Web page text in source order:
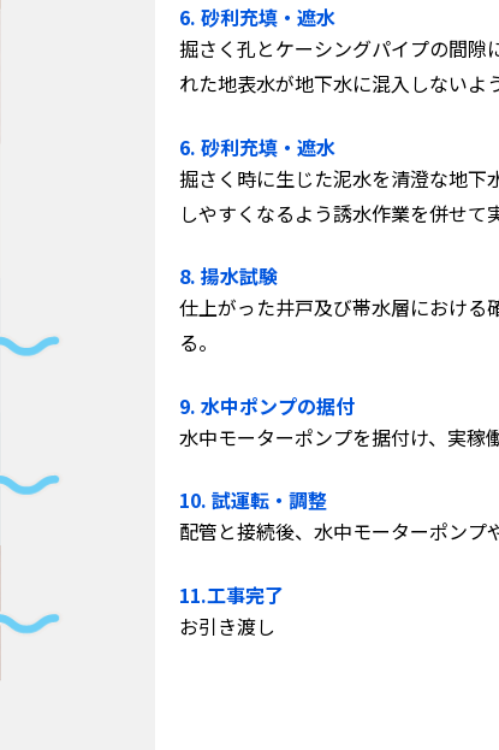
6. 砂利充填・遮水
掘さく孔とケーシングパイプの間隙
れた地表水が地下水に混入しないよ
6. 砂利充填・遮水
掘さく時に生じた泥水を清澄な地下
しやすくなるよう誘水作業を併せて
8. 揚水試験
仕上がった井戸及び帯水層における
る。
9. 水中ポンプの据付
水中モーターポンプを据付け、実稼
10. 試運転・調整
配管と接続後、水中モーターポンプ
11.工事完了
お引き渡し